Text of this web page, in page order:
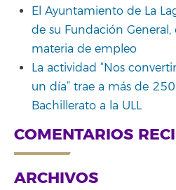
El Ayuntamiento de La
de su Fundación
materia de empleo
La actividad “Nos
un día” trae a más de
Bachillerato a la ULL
COMENTARIOS
ARCHIVOS